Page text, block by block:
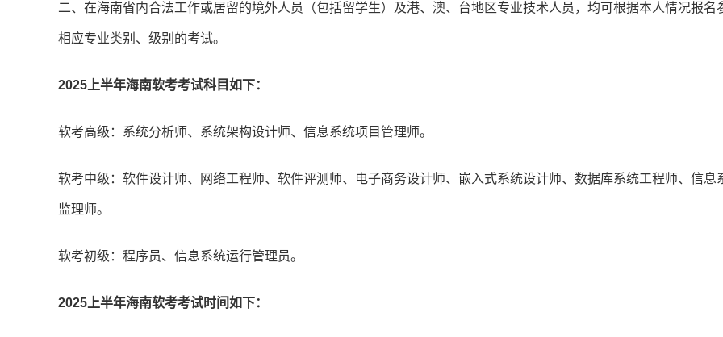
二、在海南省内合法工作或居留的境外人员（包括留学生）及港、澳、台地区专业技术人员，均可根据本人情况报名
相应专业类别、级别的考试。
2025上半年海南软考考试科目如下：
软考高级：系统分析师、系统架构设计师、信息系统项目管理师。
软考中级：软件设计师、网络工程师、软件评测师、电子商务设计师、嵌入式系统设计师、数据库系统工程师、信息
监理师。
软考初级：程序员、信息系统运行管理员。
2025上半年海南软考考试时间如下：